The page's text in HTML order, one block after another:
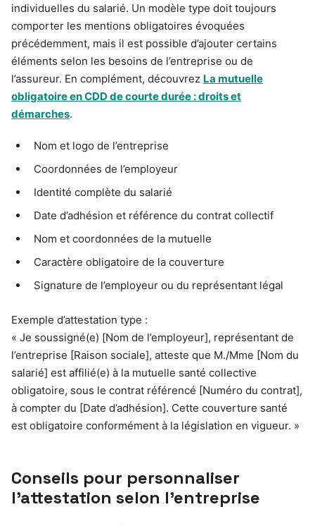
individuelles du salarié. Un modèle type doit toujours
comporter les mentions obligatoires évoquées
précédemment, mais il est possible d’ajouter certains
éléments selon les besoins de l’entreprise ou de
l’assureur. En complément, découvrez La mutuelle
obligatoire en CDD de courte durée : droits et
démarches.
Nom et logo de l’entreprise
Coordonnées de l’employeur
Identité complète du salarié
Date d’adhésion et référence du contrat collectif
Nom et coordonnées de la mutuelle
Caractère obligatoire de la couverture
Signature de l’employeur ou du représentant légal
Exemple d’attestation type :
« Je soussigné(e) [Nom de l’employeur], représentant de
l’entreprise [Raison sociale], atteste que M./Mme [Nom du
salarié] est affilié(e) à la mutuelle santé collective
obligatoire, sous le contrat référencé [Numéro du contrat],
à compter du [Date d’adhésion]. Cette couverture santé
est obligatoire conformément à la législation en vigueur. »
Conseils pour personnaliser
l’attestation selon l’entreprise